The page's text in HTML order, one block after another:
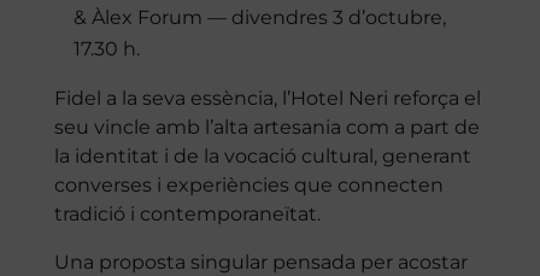
& Àlex Forum — divendres 3 d’octubre,
17.30 h.
Fidel a la seva essència, l’Hotel Neri reforça el
seu vincle amb l’alta artesania com a part de
la identitat i de la vocació cultural, generant
converses i experiències que connecten
tradició i contemporaneïtat.
Una proposta singular pensada per acostar